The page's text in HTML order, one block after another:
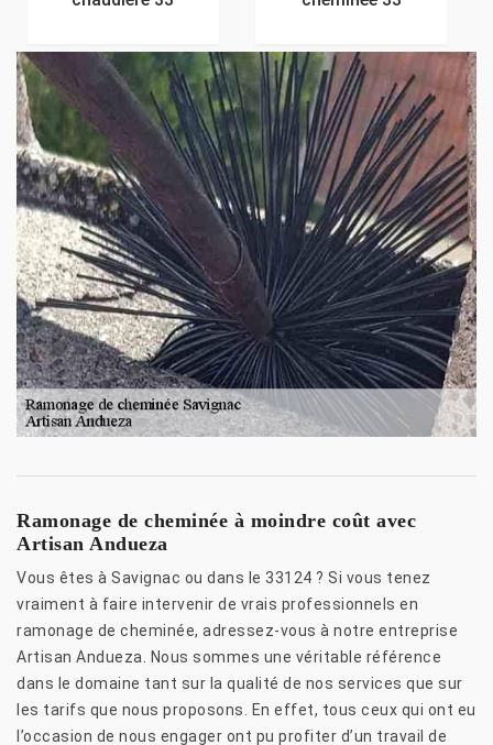
Ramonage de cheminée à moindre coût avec
Artisan Andueza
Vous êtes à Savignac ou dans le 33124 ? Si vous tenez
vraiment à faire intervenir de vrais professionnels en
ramonage de cheminée, adressez-vous à notre entreprise
Artisan Andueza. Nous sommes une véritable référence
dans le domaine tant sur la qualité de nos services que sur
les tarifs que nous proposons. En effet, tous ceux qui ont eu
l’occasion de nous engager ont pu profiter d’un travail de